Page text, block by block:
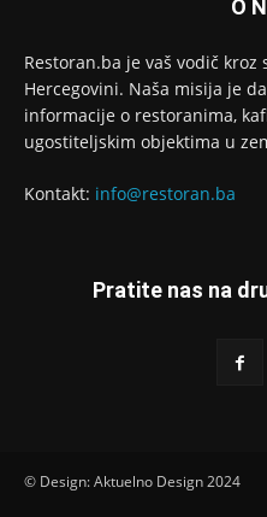
O
Restoran.ba je vaš vodič
Hercegovini. Naša misija je
informacije o restoranima,
ugostiteljskim objektima u
Kontakt: info@restoran.ba
Pratite nas na
© Design: Aktuelno Design 2024